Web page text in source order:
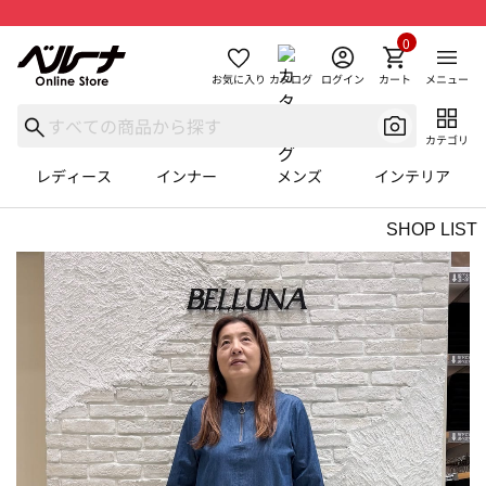
お気に入り カタログ ログイン カート
0
メニュー
カテゴリ
レディース インナー メンズ インテリア
SHOP LIST